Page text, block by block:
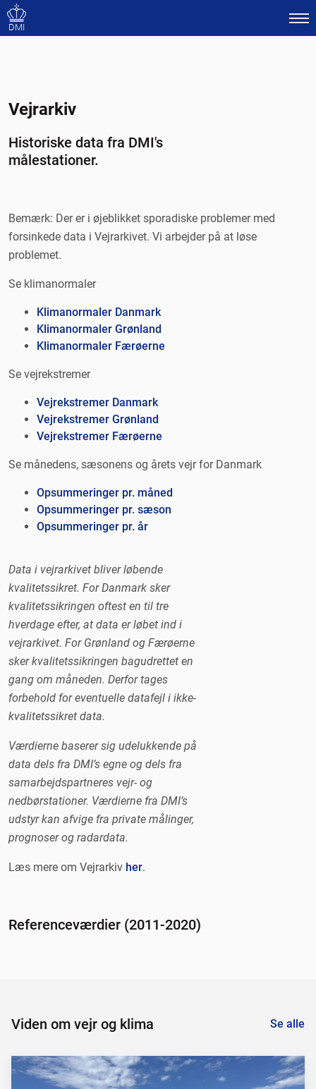
DMI
Vejrarkiv
Historiske data fra DMI's
målestationer.
Bemærk: Der er i øjeblikket sporadiske problemer med
forsinkede data i Vejrarkivet. Vi arbejder på at løse
problemet.
Se klimanormaler
Klimanormaler Danmark
Klimanormaler Grønland
Klimanormaler Færøerne
Se vejrekstremer
Vejrekstremer Danmark
Vejrekstremer Grønland
Vejrekstremer Færøerne
Se månedens, sæsonens og årets vejr for Danmark
Opsummeringer pr. måned
Opsummeringer pr. sæson
Opsummeringer pr. år
Data i vejrarkivet bliver løbende
kvalitetssikret. For Danmark sker
kvalitetssikringen oftest en til tre
hverdage efter, at data er løbet ind i
vejrarkivet. For Grønland og Færøerne
sker kvalitetssikringen bagudrettet en
gang om måneden. Derfor tages
forbehold for eventuelle datafejl i ikke-
kvalitetssikret data.
Værdierne baserer sig udelukkende på
data dels fra DMI’s egne og dels fra
samarbejdspartneres vejr- og
nedbørstationer. Værdierne fra DMI’s
udstyr kan afvige fra private målinger,
prognoser og radardata.
Læs mere om Vejrarkiv her.
Referenceværdier (2011-2020)
Viden om vejr og klima Se alle